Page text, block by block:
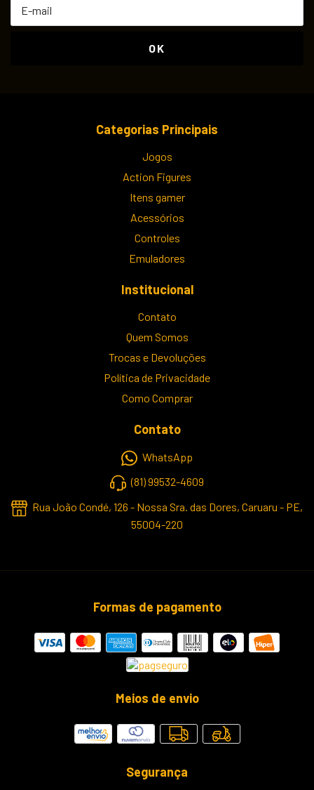
Categorias Principais
Jogos
Action Figures
Itens gamer
Acessórios
Controles
Emuladores
Institucional
Contato
Quem Somos
Trocas e Devoluções
Política de Privacidade
Como Comprar
Contato
WhatsApp
(81) 99532-4609
Rua João Condé, 126 - Nossa Sra. das Dores, Caruaru - PE,
55004-220
Formas de pagamento
Meios de envio
Segurança